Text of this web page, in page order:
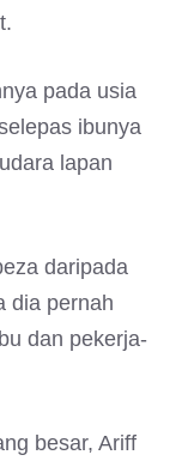
pada usia
ibunya
lapan
daripada
dia pernah
dan pekerja-
besar, Ariff